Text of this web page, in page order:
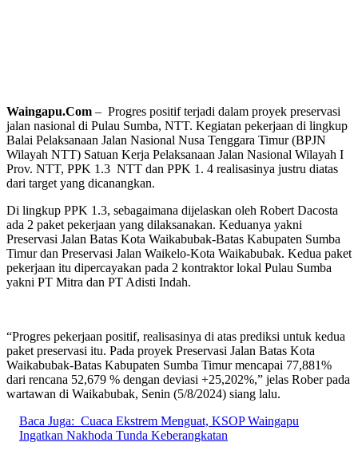
Waingapu.Com – Progres positif terjadi dalam proyek preservasi
jalan nasional di Pulau Sumba, NTT. Kegiatan pekerjaan di lingkup
Balai Pelaksanaan Jalan Nasional Nusa Tenggara Timur (BPJN
Wilayah NTT) Satuan Kerja Pelaksanaan Jalan Nasional Wilayah I
Prov. NTT, PPK 1.3 NTT dan PPK 1. 4 realisasinya justru diatas
dari target yang dicanangkan.
Di lingkup PPK 1.3, sebagaimana dijelaskan oleh Robert Dacosta
ada 2 paket pekerjaan yang dilaksanakan. Keduanya yakni
Preservasi Jalan Batas Kota Waikabubak-Batas Kabupaten Sumba
Timur dan Preservasi Jalan Waikelo-Kota Waikabubak. Kedua paket
pekerjaan itu dipercayakan pada 2 kontraktor lokal Pulau Sumba
yakni PT Mitra dan PT Adisti Indah.
“Progres pekerjaan positif, realisasinya di atas prediksi untuk kedua
paket preservasi itu. Pada proyek Preservasi Jalan Batas Kota
Waikabubak-Batas Kabupaten Sumba Timur mencapai 77,881%
dari rencana 52,679 % dengan deviasi +25,202%,” jelas Rober pada
wartawan di Waikabubak, Senin (5/8/2024) siang lalu.
Baca Juga: Cuaca Ekstrem Menguat, KSOP Waingapu
Ingatkan Nakhoda Tunda Keberangkatan